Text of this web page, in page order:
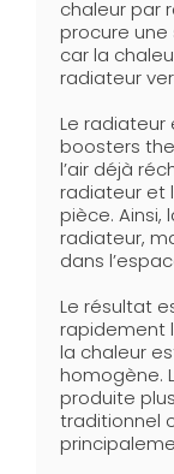
chaleur par
procure
car la
radiateur
Le
boosters
l’air déjà
radiateur et
pièce. Ainsi,
radiateur,
dans
Le résultat
rapidement
la chaleur
homogène.
produite
traditionnel